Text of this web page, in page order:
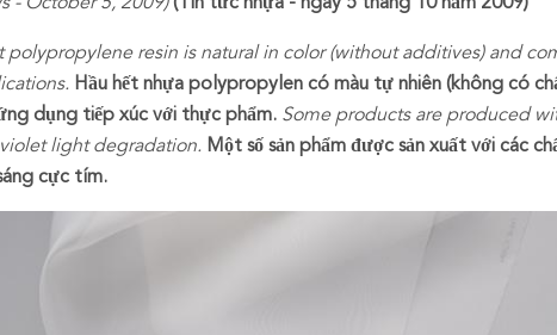
polypropylene resin is natural in color (without additives) and
Hầu hết nhựa polypropylen có màu tự nhiên (không có
dụng tiếp xúc với thực phẩm. Some products are produced
light degradation. Một số sản phẩm được sản xuất với các
cực tím.